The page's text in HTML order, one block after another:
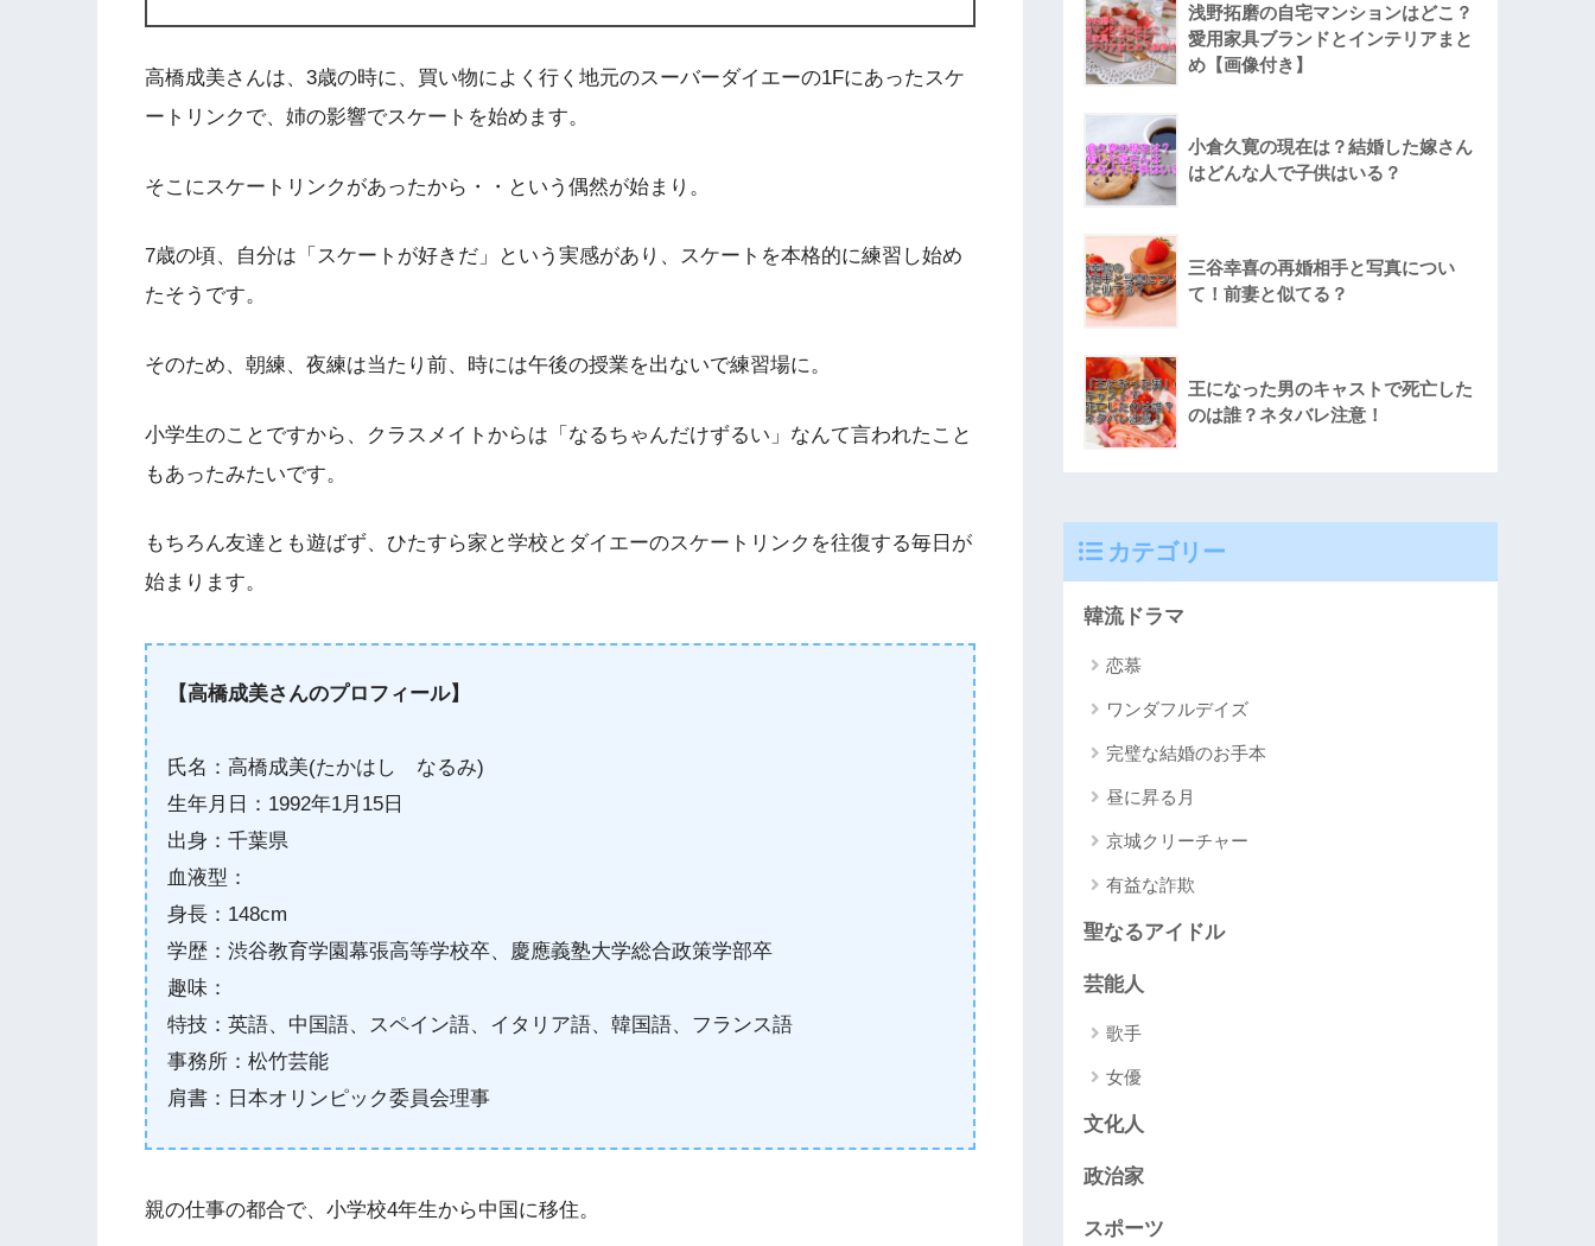
高橋成美さんは、3歳の時に、買い物によく行く地元のスーバーダイエーの1Fにあったスケ
ートリンクで、姉の影響でスケートを始めます。
そこにスケートリンクがあったから・・という偶然が始まり。
7歳の頃、自分は「スケートが好きだ」という実感があり、スケートを本格的に練習し始め
たそうです。
そのため、朝練、夜練は当たり前、時には午後の授業を出ないで練習場に。
小学生のことですから、クラスメイトからは「なるちゃんだけずるい」なんて言われたこと
もあったみたいです。
もちろん友達とも遊ばず、ひたすら家と学校とダイエーのスケートリンクを往復する毎日が
始まります。
【高橋成美さんのプロフィール】
氏名：高橋成美(たかはし なるみ)
生年月日：1992年1月15日
出身：千葉県
血液型：
身長：148cm
学歴：渋谷教育学園幕張高等学校卒、慶應義塾大学総合政策学部卒
趣味：
特技：英語、中国語、スペイン語、イタリア語、韓国語、フランス語
事務所：松竹芸能
肩書：日本オリンピック委員会理事
親の仕事の都合で、小学校4年生から中国に移住。
浅野拓磨の自宅マンションはどこ？
愛用家具ブランドとインテリアまと
め【画像付き】
小倉久寛の現在は？結婚した嫁さん
はどんな人で子供はいる？
三谷幸喜の再婚相手と写真につい
て！前妻と似てる？
王になった男のキャストで死亡した
のは誰？ネタバレ注意！
カテゴリー
韓流ドラマ
恋慕
ワンダフルデイズ
完璧な結婚のお手本
昼に昇る月
京城クリーチャー
有益な詐欺
聖なるアイドル
芸能人
歌手
女優
文化人
政治家
スポーツ